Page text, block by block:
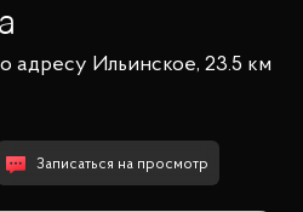
адресу Ильинское, 23.5 км
Записаться на просмотр